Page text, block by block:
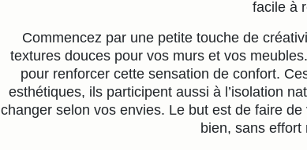
facile à
Commencez par une petite touche de
textures douces pour vos murs et vos
pour renforcer cette sensation de confort.
esthétiques, ils participent aussi à l’isolation
changer selon vos envies. Le but est de faire
bien, sans effort